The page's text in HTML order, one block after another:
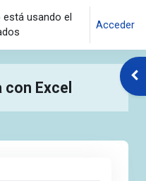
usando el
Acceder
Excel